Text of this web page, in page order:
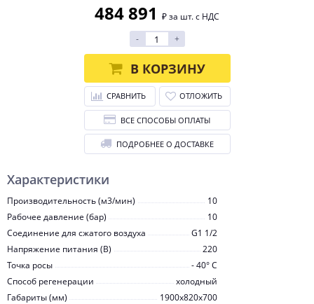
Характеристики
Производительность (м3/мин)
10
Рабочее давление (бар)
10
Соединение для сжатого воздуха
G1 1/2
Напряжение питания (В)
220
Точка росы
- 40° С
Способ регенерации
холодный
Габариты (мм)
1900x820x700
484 891 ₽ за шт. с НДС
-
+
В КОРЗИНУ
СРАВНИТЬ ОТЛОЖИТЬ
ВСЕ СПОСОБЫ ОПЛАТЫ
ПОДРОБНЕЕ О ДОСТАВКЕ